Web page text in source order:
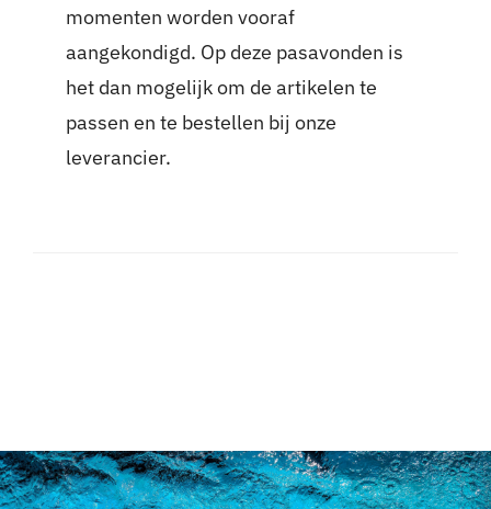
momenten worden vooraf
aangekondigd. Op deze pasavonden is
het dan mogelijk om de artikelen te
passen en te bestellen bij onze
leverancier.